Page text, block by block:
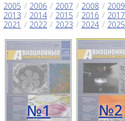
2005
2006 2007 2008 2009
2013
2014 2015 2016 2017
2021
2022 2023 2024 2025
№1 №2